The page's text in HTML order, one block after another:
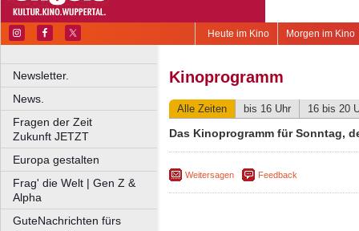
Morgen im Kino
Heute im Kino
Newsletter.
News.
Fragen der Zeit
Zukunft JETZT
Europa gestalten
Frag' die Welt | Gen Z &
Alpha
GuteNachrichten fürs
Kinoprogramm
Alle Zeiten bis 16 Uhr 16 bis 20
Das Kinoprogramm für Sonntag,
Weitersagen Feedback